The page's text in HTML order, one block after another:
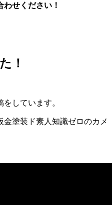
わせください！
！
しています。
塗装ド素人知識ゼロのカメ